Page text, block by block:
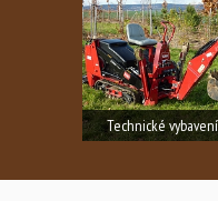
Technické vybavení